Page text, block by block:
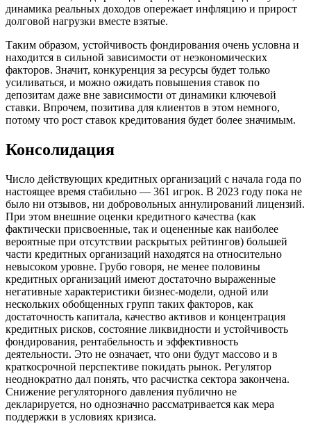
динамика реальных доходов опережает инфляцию и прирост
долговой нагрузки вместе взятые.
Таким образом, устойчивость фондирования очень условна и
находится в сильной зависимости от неэкономических
факторов. Значит, конкуренция за ресурсы будет только
усиливаться, и можно ожидать повышения ставок по
депозитам даже вне зависимости от динамики ключевой
ставки. Впрочем, позитива для клиентов в этом немного,
потому что рост ставок кредитования будет более значимым.
Консолидация
Число действующих кредитных организаций с начала года по
настоящее время стабильно — 361 игрок. В 2023 году пока не
было ни отзывов, ни добровольных аннулирований лицензий.
При этом внешние оценки кредитного качества (как
фактически присвоенные, так и оцененные как наиболее
вероятные при отсутствии раскрытых рейтингов) большей
части кредитных организаций находятся на относительно
невысоком уровне. Грубо говоря, не менее половины
кредитных организаций имеют достаточно выраженные
негативные характеристики бизнес-модели, одной или
нескольких обобщенных групп таких факторов, как
достаточность капитала, качество активов и концентрация
кредитных рисков, состояние ликвидности и устойчивость
фондирования, рентабельность и эффективность
деятельности. Это не означает, что они будут массово и в
краткосрочной перспективе покидать рынок. Регулятор
неоднократно дал понять, что расчистка сектора закончена.
Снижение регуляторного давления публично не
декларируется, но однозначно рассматривается как мера
поддержки в условиях кризиса.